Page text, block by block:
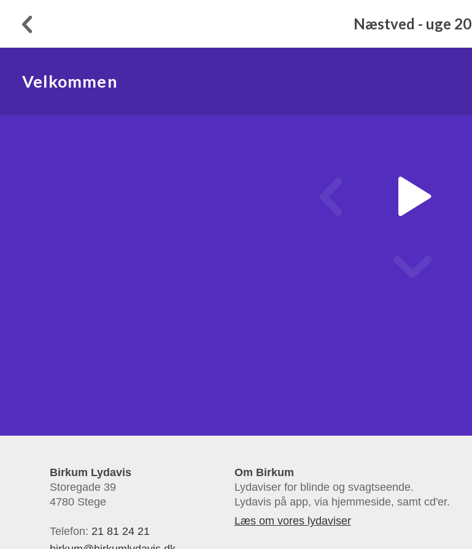
Næstved - uge 20
Velkommen
Birkum Lydavis
Storegade 39
4780 Stege
Telefon: 21 81 24 21
Om Birkum
Lydaviser for blinde og svagtseende.
Lydavis på app, via hjemmeside, samt cd'er.
Læs om vores lydaviser